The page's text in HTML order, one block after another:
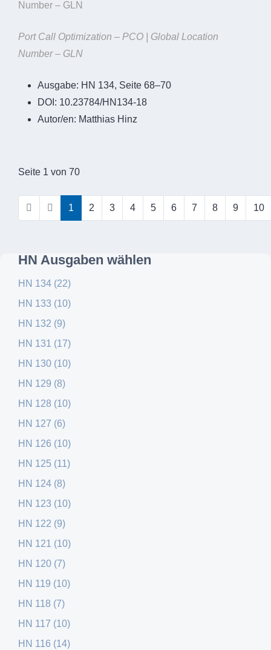
HN Ausgaben wählen
HN 134 (22)
HN 133 (10)
HN 132 (9)
HN 131 (17)
HN 130 (10)
HN 129 (8)
HN 128 (10)
HN 127 (6)
HN 126 (10)
HN 125 (11)
HN 124 (8)
HN 123 (10)
HN 122 (9)
HN 121 (10)
HN 120 (7)
HN 119 (10)
HN 118 (7)
HN 117 (10)
HN 116 (14)
Number – GLN
Port Call Optimization – PCO | Global Location
Number – GLN
Ausgabe: HN 134, Seite 68–70
DOI: 10.23784/HN134-18
Autor/en: Matthias Hinz
Seite 1 von 70
1 2 3 4 5 6 7 8 9 10